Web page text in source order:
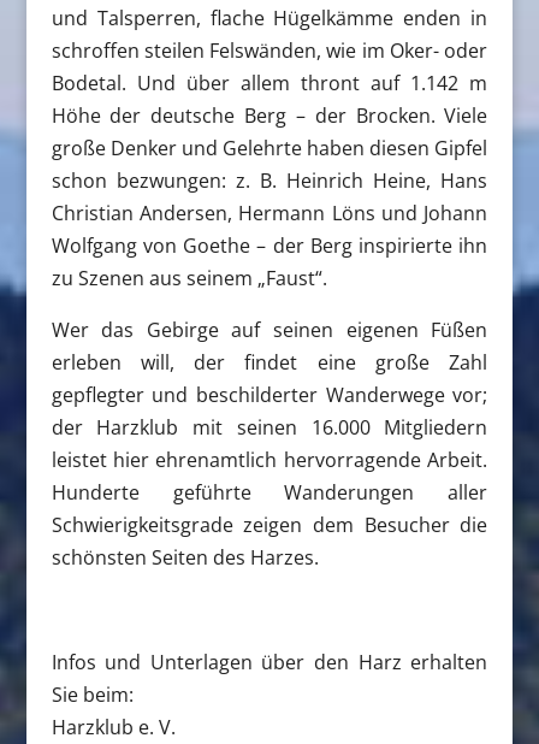
und Talsperren, flache Hügelkämme enden in
schroffen steilen Felswänden, wie im Oker- oder
Bodetal. Und über allem thront auf 1.142 m
Höhe der deutsche Berg – der Brocken. Viele
große Denker und Gelehrte haben diesen Gipfel
schon bezwungen: z. B. Heinrich Heine, Hans
Christian Andersen, Hermann Löns und Johann
Wolfgang von Goethe – der Berg inspirierte ihn
zu Szenen aus seinem „Faust“.
Wer das Gebirge auf seinen eigenen Füßen
erleben will, der findet eine große Zahl
gepflegter und beschilderter Wanderwege vor;
der Harzklub mit seinen 16.000 Mitgliedern
leistet hier ehrenamtlich hervorragende Arbeit.
Hunderte geführte Wanderungen aller
Schwierigkeitsgrade zeigen dem Besucher die
schönsten Seiten des Harzes.
Infos und Unterlagen über den Harz erhalten
Sie beim:
Harzklub e. V.